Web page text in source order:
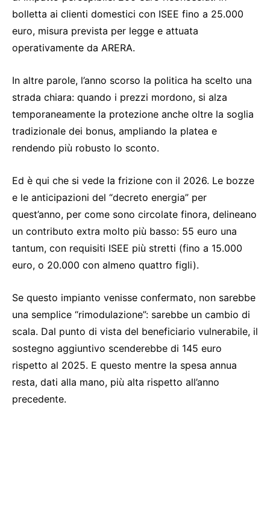
bolletta ai clienti domestici con ISEE fino a 25.000
euro, misura prevista per legge e attuata
operativamente da ARERA.
In altre parole, l’anno scorso la politica ha scelto una
strada chiara: quando i prezzi mordono, si alza
temporaneamente la protezione anche oltre la soglia
tradizionale dei bonus, ampliando la platea e
rendendo più robusto lo sconto.
Ed è qui che si vede la frizione con il 2026. Le bozze
e le anticipazioni del “decreto energia” per
quest’anno, per come sono circolate finora, delineano
un contributo extra molto più basso: 55 euro una
tantum, con requisiti ISEE più stretti (fino a 15.000
euro, o 20.000 con almeno quattro figli).
Se questo impianto venisse confermato, non sarebbe
una semplice “rimodulazione”: sarebbe un cambio di
scala. Dal punto di vista del beneficiario vulnerabile, il
sostegno aggiuntivo scenderebbe di 145 euro
rispetto al 2025. E questo mentre la spesa annua
resta, dati alla mano, più alta rispetto all’anno
precedente.